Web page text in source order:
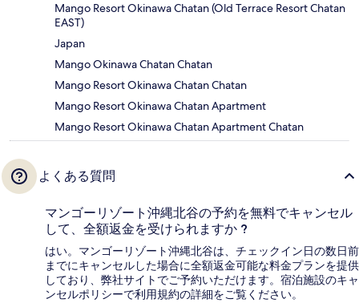
Mango Resort Okinawa Chatan (Old Terrace Resort Chatan
EAST)
Japan
Mango Okinawa Chatan Chatan
Mango Resort Okinawa Chatan Chatan
Mango Resort Okinawa Chatan Apartment
Mango Resort Okinawa Chatan Apartment Chatan
よくある質問
マンゴーリゾート沖縄北谷の予約を無料でキャンセル
して、全額返金を受けられますか ?
はい。マンゴーリゾート沖縄北谷は、チェックイン日の数日前
までにキャンセルした場合に全額返金可能な料金プランを提供
しており、弊社サイトでご予約いただけます。宿泊施設のキャ
ンセルポリシーで利用規約の詳細をご覧ください。